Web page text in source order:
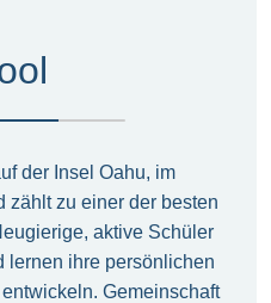
der Insel Oahu, im
zählt zu einer der besten
aktive Schüler
lernen ihre persönlichen
Gemeinschaft